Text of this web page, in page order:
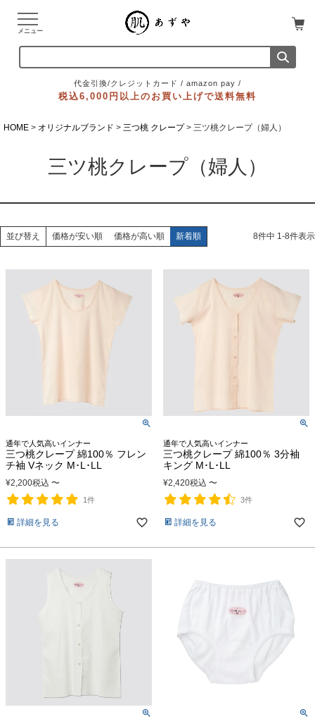
メニュー
代金引換/クレジットカード / amazon pay /
税込6,000円以上のお買い上げで送料無料
HOME オリジナルブランド 三つ桃 クレープ 三ツ桃クレープ（婦人）
三ツ桃クレープ（婦人）
並び替え 価格が安い順 価格が高い順 新着順 8件中 1 -8件表示
通年で人気高いインナー
三つ桃クレープ 綿100％ フレン
チ袖 Vネック M･L･LL
¥2,200税込 〜
1件
詳細を見る
通年で人気高いインナー
三つ桃クレープ 綿100％ 3分袖
キング M･L･LL
¥2,420税込 〜
3件
詳細を見る